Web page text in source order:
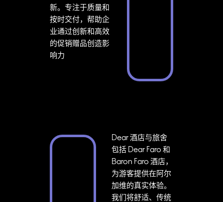
新。专注于质量和
按时交付，帮助企
业通过创新和高效
的促销赠品创造影
响力
Dear 酒店与旅舍
包括 Dear Faro 和
Baron Faro 酒店，
为游客提供在阿尔
加维的真实体验。
我们将舒适、传统